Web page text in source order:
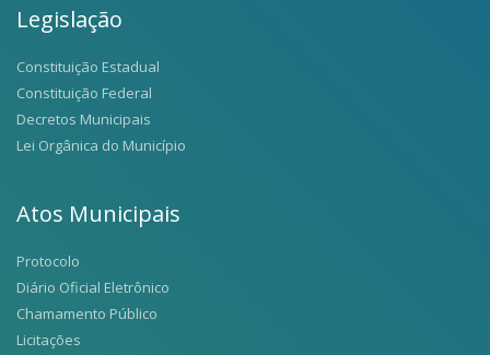
Legislação
Constituição Estadual
Constituição Federal
Decretos Municipais
Lei Orgânica do Município
Atos Municipais
Protocolo
Diário Oficial Eletrônico
Chamamento Público
Licitações